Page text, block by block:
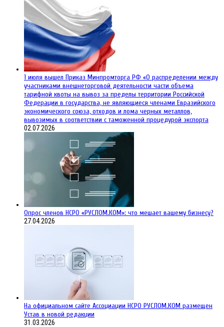
1 июля вышел Приказ Минпромторга РФ «О распределении между
участниками внешнеторговой деятельности части объема
тарифной квоты на вывоз за пределы территории Российской
Федерации в государства, не являющиеся членами Евразийского
экономического союза, отходов и лома черных металлов,
вывозимых в соответствии с таможенной процедурой экспорта
02.07.2026
Опрос членов НСРО «РУСЛОМ.КОМ»: что мешает вашему бизнесу?
27.04.2026
На официальном сайте Ассоциации НСРО РУСЛОМ.КОM размещен
Устав в новой редакции
31.03.2026